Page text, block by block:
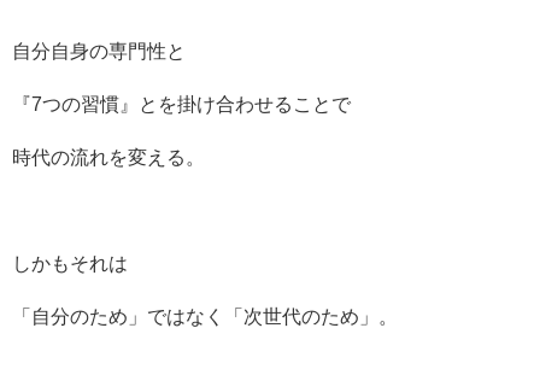
自分自身の専門性と
『7つの習慣』とを掛け合わせることで
時代の流れを変える。
しかもそれは
「自分のため」ではなく「次世代のため」。